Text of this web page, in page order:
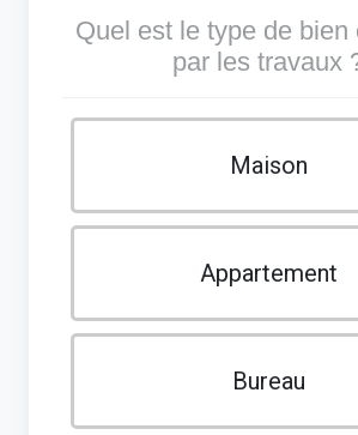
Quel est le type de bien
par les travaux
Maison
Appartement
Bureau